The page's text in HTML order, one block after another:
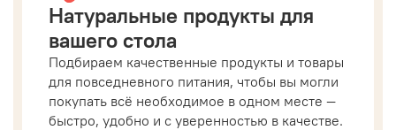
Натуральные продукты для
вашего стола
Подбираем качественные продукты и товары
для повседневного питания, чтобы вы могли
покупать всё необходимое в одном месте —
быстро, удобно и с уверенностью в качестве.